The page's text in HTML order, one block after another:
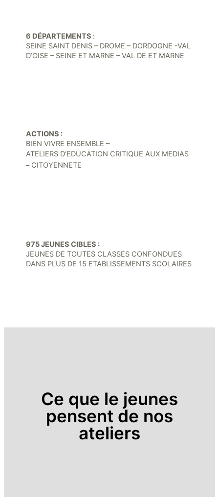
6 DÉPARTEMENTS :
SEINE SAINT DENIS – DROME – DORDOGNE -VAL
D’OISE – SEINE ET MARNE – VAL DE ET MARNE
ACTIONS :
BIEN VIVRE ENSEMBLE –
ATELIERS D’EDUCATION CRITIQUE AUX MEDIAS
– CITOYENNETE
975 JEUNES CIBLES :
JEUNES DE TOUTES CLASSES CONFONDUES
DANS PLUS DE 15 ETABLISSEMENTS SCOLAIRES
Ce que le jeunes
pensent de nos
ateliers